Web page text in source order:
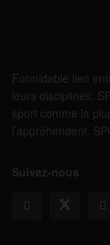
Formidable lien
leurs disciplines,
sport comme la
l’appréhendent.
Suivez-nous